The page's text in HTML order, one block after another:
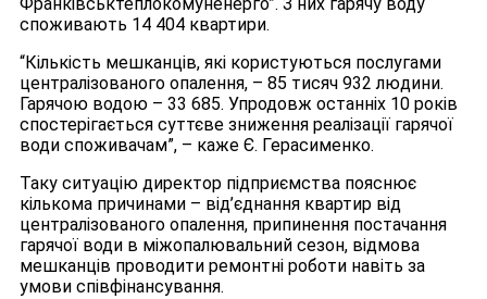
Франківськтеплокомуненерго”. З них гарячу воду
споживають 14 404 квартири.
“Кількість мешканців, які користуються послугами
централізованого опалення, – 85 тисяч 932 людини.
Гарячою водою – 33 685. Упродовж останніх 10 років
спостерігається суттєве зниження реалізації гарячої
води споживачам”, – каже Є. Герасименко.
Таку ситуацію директор підприємства пояснює
кількома причинами – від’єднання квартир від
централізованого опалення, припинення постачання
гарячої води в міжопалювальний сезон, відмова
мешканців проводити ремонтні роботи навіть за
умови співфінансування.